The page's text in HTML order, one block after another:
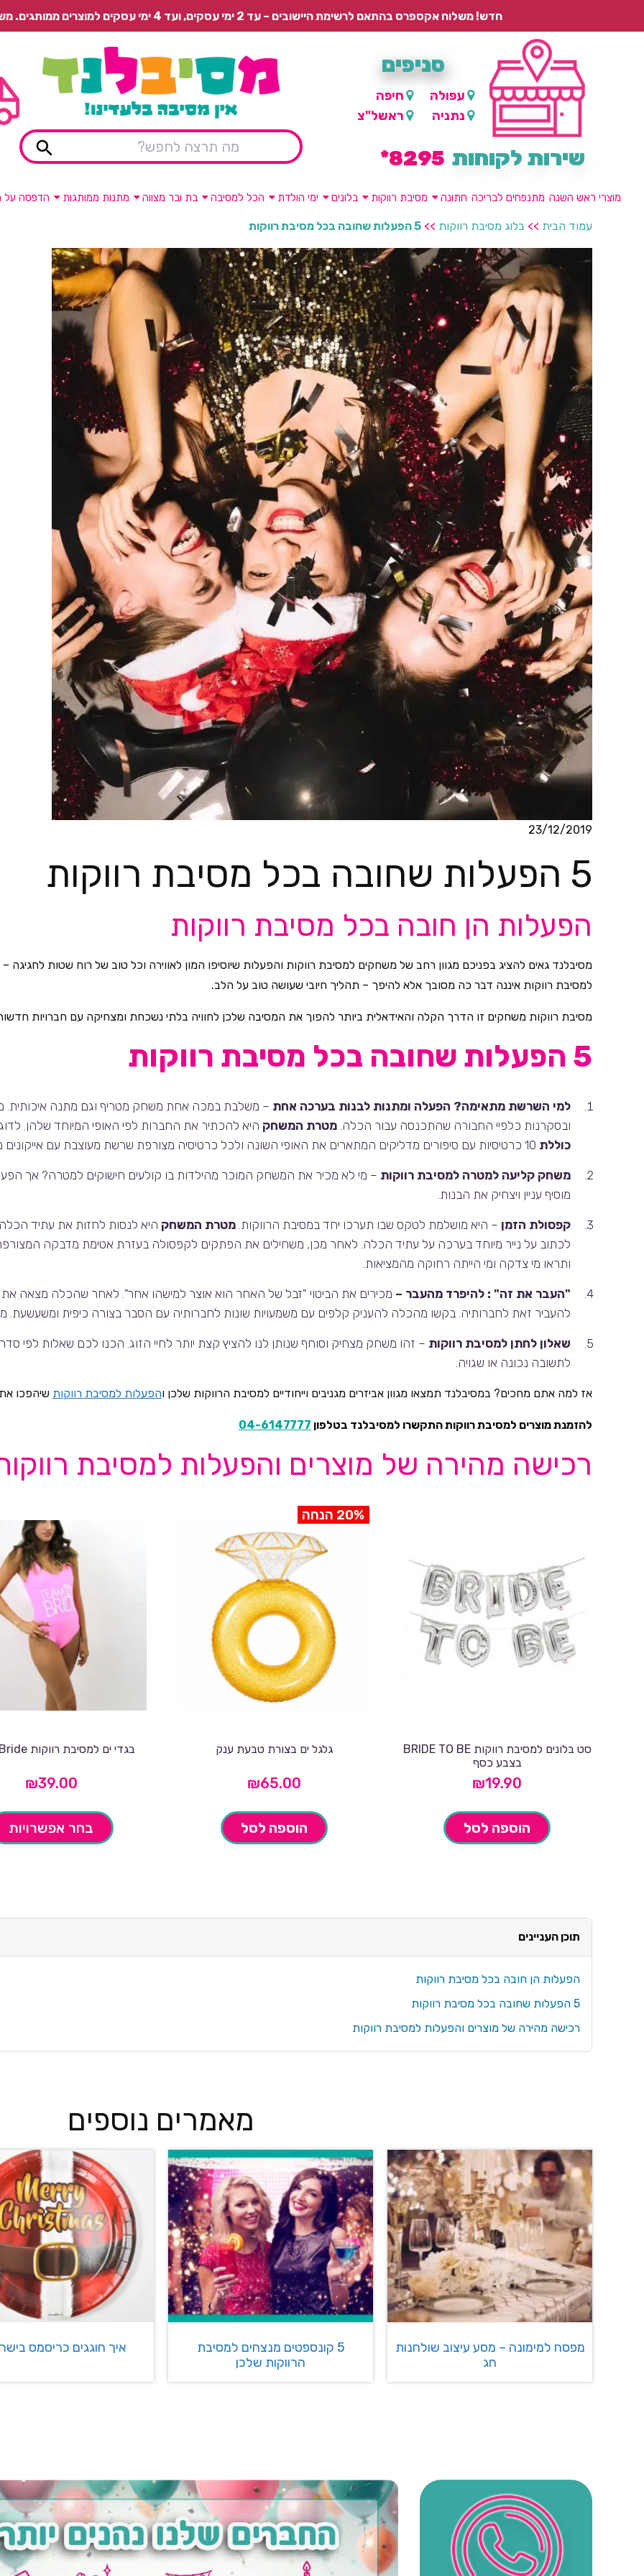
חדש! משלוח אקספרס בהתאם לרשימת היישובים – עד 2 ימי עסקים, ועד 4 ימי עסקים למוצרים ממותגים. משלוח רגיל בתשלום או איסוף עצמי חינם.
סניפים
עפולה
חיפה
נתניה
ראשל"צ
שירות לקוחות 8295*
מוצרי ראש השנה מתנפחים לבריכה חתונה מסיבת רווקות בלונים ימי הולדת הכל למסיבה בת ובר מצווה מתנות ממותגות הדפסה על
עמוד הבית >> בלוג מסיבת רווקות >> 5 הפעלות שחובה בכל מסיבת רווקות
23/12/2019
5 הפעלות שחובה בכל מסיבת רווקות
הפעלות הן חובה בכל מסיבת רווקות
מסיבלנד גאים להציג בפניכם מגוון רחב של משחקים למסיבת רווקות והפעלות שיוסיפו המון לאווירה וכל טוב של רוח שטות
למסיבת רווקות איננה דבר כה מסובך אלא להיפך – תהליך חיובי שעושה טוב על הלב.
מסיבת רווקות משחקים זו הדרך הקלה והאידאלית ביותר להפוך את המסיבה שלכן לחוויה בלתי נשכחת ומצחיקה עם חברויות
5 הפעלות שחובה בכל מסיבת רווקות
למי השרשת מתאימה? הפעלה ומתנות לבנות בערכה אחת – משלבת במכה אחת משחק מטריף וגם מתנה איכותית.
ובסקרנות כלפיי החבורה שהתכנסה עבור הכלה. מטרת המשחק היא להכתיר את החברות לפי האופי המיוחד שלהן.
כוללת 10 כרטיסיות עם סיפורים מדליקים המתארים את האופי השונה ולכל כרטיסיה מצורפת שרשת מעוצבת עם אייקונים מתאימים.
משחק קליעה למטרה למסיבת רווקות – מי לא מכיר את המשחק המוכר מהילדות בו קולעים חישוקים למטרה? אך
מוסיף עניין ויצחיק את הבנות.
קפסולת הזמן – היא מושלמת לטקס שבו תערכו יחד במסיבת הרווקות. מטרת המשחק היא לנסות לחזות את עתיד
לכתוב על נייר מיוחד בערכה על עתיד הכלה. לאחר מכן, משחילים את הפתקים לקפסולה בעזרת אטימת מדבקה
ותראו מי צדקה ומי הייתה רחוקה מהמציאות.
"העבר את זה" : להיפרד מהעבר – מכירים את הביטוי "זבל של האחר הוא אוצר למישהו אחר". לאחר שהכלה מצאה את
להעביר זאת לחברותיה. בקשו מהכלה להעניק קלפים עם משמעויות שונות לחברותיה עם הסבר בצורה כיפית
שאלון לחתן למסיבת רווקות – זהו משחק מצחיק וסוחף שנותן לנו להציץ קצת יותר לחיי הזוג. הכנו לכם שאלות לפי
לתשובה נכונה או שגויה.
אז למה אתם מחכים? במסיבלנד תמצאו מגוון אביזרים מגניבים וייחודיים למסיבת הרווקות שלכן והפעלות למסיבת רווקות שיהפכו
להזמנת מוצרים למסיבת רווקות התקשרו למסיבלנד בטלפון 04-6147777
רכישה מהירה של מוצרים והפעלות למסיבת
סט בלונים למסיבת רווקות BRIDE TO BE
בצבע כסף
₪19.90
הוספה לסל
20% הנחה
גלגל ים בצורת טבעת ענק
₪65.00
הוספה לסל
בגדי ים למסיבת רווקות Team Bride
₪39.00
בחר אפשרויות
תוכן העניינים
הפעלות הן חובה בכל מסיבת רווקות
5 הפעלות שחובה בכל מסיבת רווקות
רכישה מהירה של מוצרים והפעלות למסיבת רווקות
מאמרים נוספים
מפסח למימונה – מסע עיצוב שולחנות
חג
5 קונספטים מנצחים למסיבת
הרווקות שלכן
איך חוגגים כריסמס